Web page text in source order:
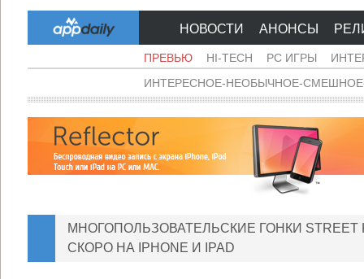
НОВОСТИ АНОНСЫ
ПРЕВЬЮ HI-TECH PC ИГРЫ
ИНТЕРЕСНОЕ-НЕОБЫЧНОЕ-
МНОГОПОЛЬЗОВАТЕЛЬСКИЕ ГОНКИ STREET
СКОРО НА IPHONE И IPAD